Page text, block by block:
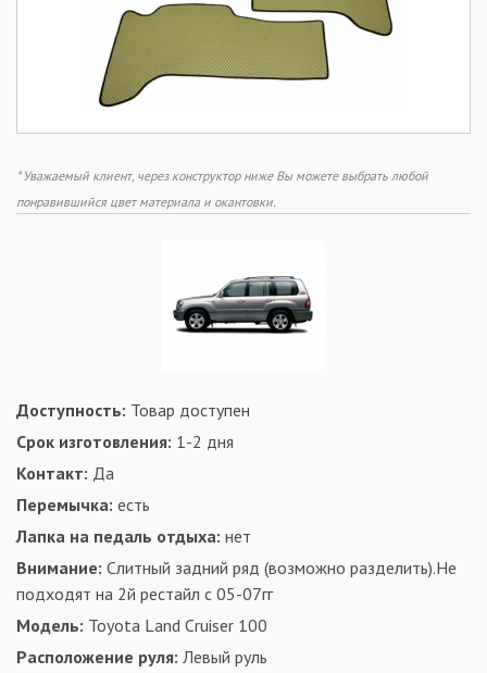
* Уважаемый клиент, через конструктор ниже Вы можете выбрать любой
понравившийся цвет материала и окантовки.
Доступность: Товар доступен
Срок изготовления: 1-2 дня
Контакт: Да
Перемычка: есть
Лапка на педаль отдыха: нет
Внимание: Слитный задний ряд (возможно разделить).Не
подходят на 2й рестайл с 05-07гг
Модель: Toyota Land Cruiser 100
Расположение руля: Левый руль